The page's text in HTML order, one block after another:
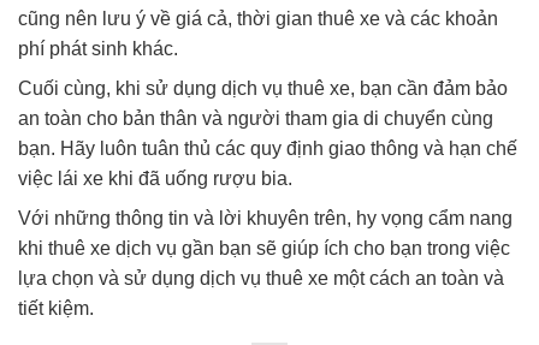
cũng nên lưu ý về giá cả, thời gian thuê xe và các khoản
phí phát sinh khác.
Cuối cùng, khi sử dụng dịch vụ thuê xe, bạn cần đảm bảo
an toàn cho bản thân và người tham gia di chuyển cùng
bạn. Hãy luôn tuân thủ các quy định giao thông và hạn chế
việc lái xe khi đã uống rượu bia.
Với những thông tin và lời khuyên trên, hy vọng cẩm nang
khi thuê xe dịch vụ gần bạn sẽ giúp ích cho bạn trong việc
lựa chọn và sử dụng dịch vụ thuê xe một cách an toàn và
tiết kiệm.